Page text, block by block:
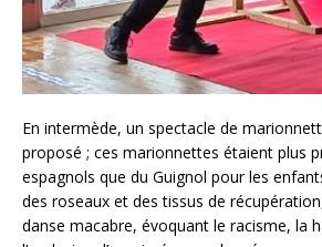
En intermède, un spectacle de
proposé ; ces marionnettes étaient plus
espagnols que du Guignol pour les
des roseaux et des tissus de
danse macabre, évoquant le racisme, la